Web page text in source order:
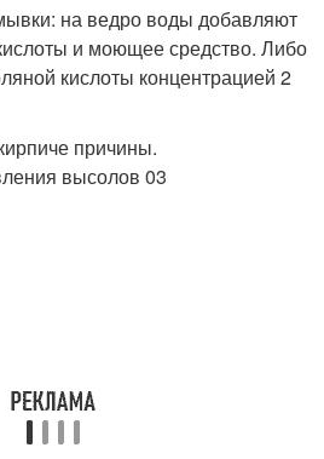
на ведро воды добавляют
и моющее средство. Либо
кислоты концентрацией 2